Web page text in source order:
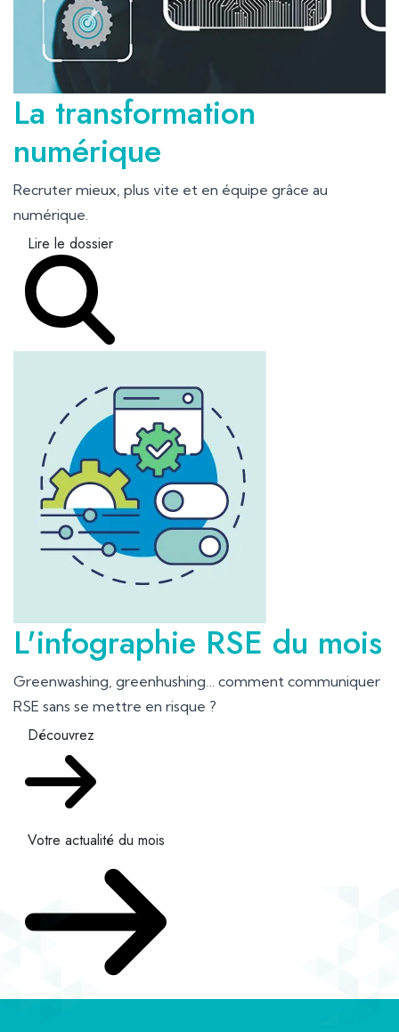
La transformation
numérique
Recruter mieux, plus vite et en équipe grâce au
numérique.
Lire le dossier
L'infographie RSE du mois
Greenwashing, greenhushing… comment communiquer
RSE sans se mettre en risque ?
Découvrez
Votre actualité du mois